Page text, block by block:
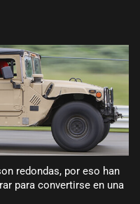
redondas, por eso han
para convertirse en una